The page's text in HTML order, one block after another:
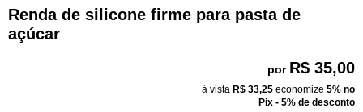
Renda de silicone firme para pasta de
açúcar
por R$ 35,00
à vista R$ 33,25 economize 5% no
Pix - 5% de desconto